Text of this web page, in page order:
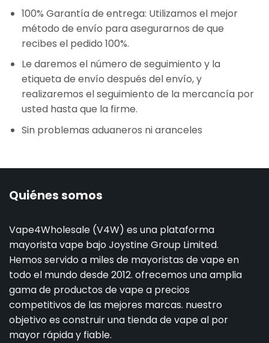
100% Garantía de entrega: Utilizamos el mejor
método de envío para asegurarnos de que
recibes el pedido 100%.
Le daremos el número de seguimiento y la
etiqueta de envío después del envío, y
realizaremos el seguimiento de la mercancía por
usted hasta que la firme.
Sin problemas aduaneros ni aranceles
Quiénes somos
Vape4Wholesale (V4W) es una plataforma
mayorista vape bajo Joystine Group Limited.
Hemos servido a miles de mayoristas de vape en
todo el mundo desde 2012. ofrecemos una amplia
gama de productos de vape a precios
competitivos de las mejores marcas. nuestro
objetivo es construir una tienda de vape al por
mayor rápida y fiable.